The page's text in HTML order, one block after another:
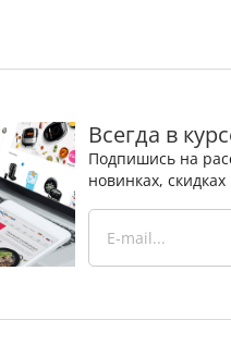
Всегда в
Подпишись на
новинках,